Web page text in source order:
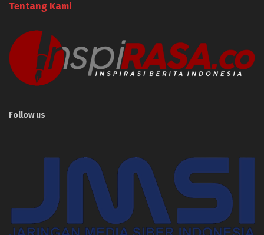
Tentang Kami
Follow us